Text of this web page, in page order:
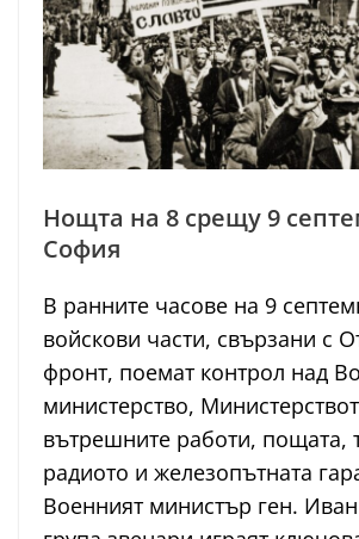
Нощта на 8 срещу 9
София
В ранните часове на 9
войскови части, свързани с
фронт, поемат контрол над
министерство,
вътрешните работи, пощата,
радиото и железопътната
Военният министър ген.